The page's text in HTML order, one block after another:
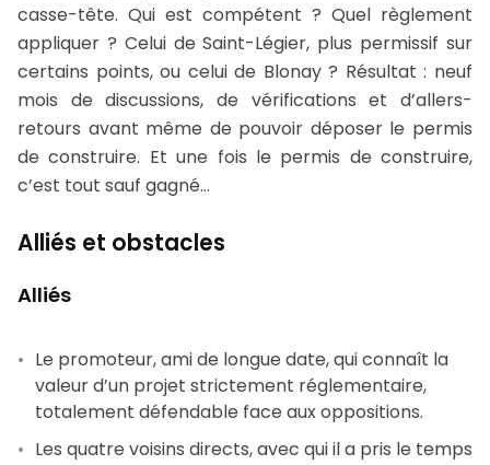
casse-tête. Qui est compétent ? Quel règlement
appliquer ? Celui de Saint-Légier, plus permissif sur
certains points, ou celui de Blonay ? Résultat : neuf
mois de discussions, de vérifications et d’allers-
retours avant même de pouvoir déposer le permis
de construire. Et une fois le permis de construire,
c’est tout sauf gagné…
Alliés et obstacles
Alliés
Le promoteur, ami de longue date, qui connaît la
valeur d’un projet strictement réglementaire,
totalement défendable face aux oppositions.
Les quatre voisins directs, avec qui il a pris le temps